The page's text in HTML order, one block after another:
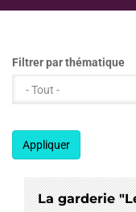
Filtrer par thématique
Appliquer
La garderie